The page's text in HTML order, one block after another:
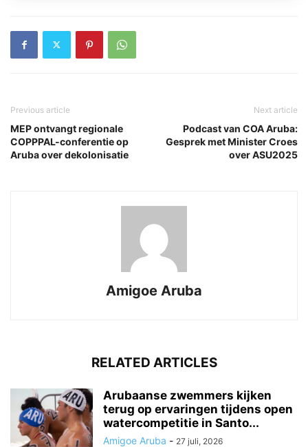
Previous article
MEP ontvangt regionale
COPPPAL-conferentie op
Aruba over dekolonisatie
Next article
Podcast van COA Aruba:
Gesprek met Minister Croes
over ASU2025
Amigoe Aruba
RELATED ARTICLES
Arubaanse zwemmers kijken
terug op ervaringen tijdens open
watercompetitie in Santo...
Amigoe Aruba - 27 juli, 2026